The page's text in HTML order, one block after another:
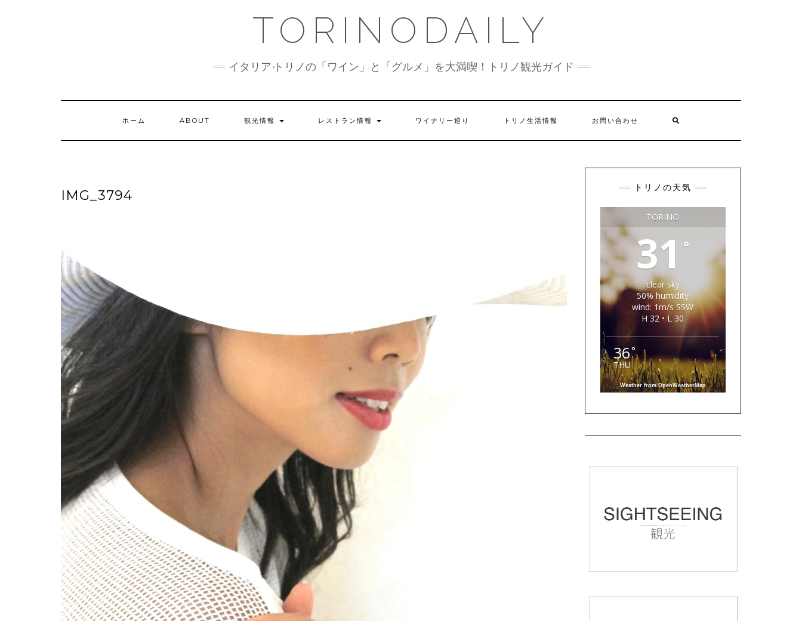
TORINODAILY
イタリア•トリノの「ワイン」と「グルメ」を大満喫！トリノ観光ガイド
ホーム ABOUT 観光情報 レストラン情報 ワイナリー巡り トリノ生活情報 お問い合わせ
IMG_3794 トリノの天気
TORINO
31 °
clear sky
50% humidity
wind: 1m/s SSW
H 32 • L 30
36°
THU
Weather from OpenWeatherMap